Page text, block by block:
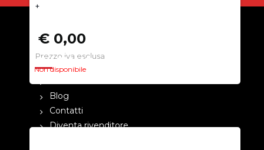
+
€ 0,00
Prezzo iva esclusa
Non disponibile
CHI SIAMO
Blog
Contatti
Diventa rivenditore